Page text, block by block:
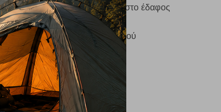
παραλία και χαλάρωση κοντά στο έδαφος
σε κάθε στιγμή
για εύκολη μεταφορά παντού